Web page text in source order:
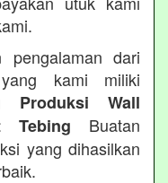
dari
kami miliki
Produksi Wall
Tebing Buatan
yang dihasilkan